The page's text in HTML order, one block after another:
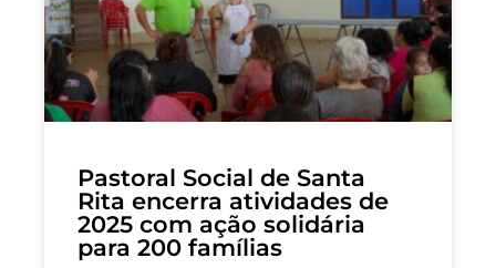
Pastoral Social de Santa
Rita encerra atividades de
2025 com ação solidária
para 200 famílias